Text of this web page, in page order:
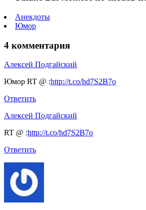
Анекдоты
Юмор
4 комментария
Алексей Подгайский
Юмор RT @ :http://t.co/hd7S2B7o
Ответить
Алексей Подгайский
RT @ :http://t.co/hd7S2B7o
Ответить